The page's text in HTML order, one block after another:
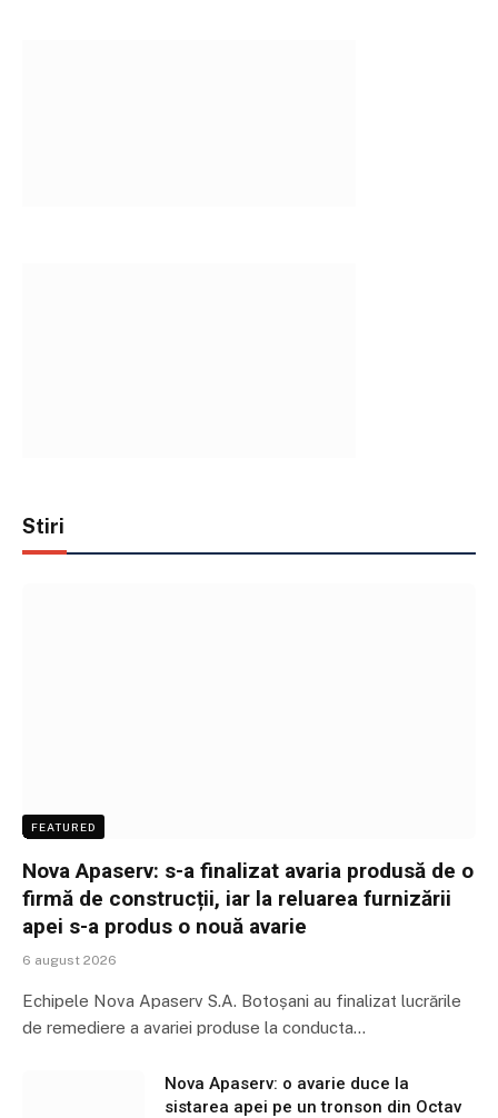
Stiri
FEATURED
Nova Apaserv: s-a finalizat avaria produsă de o
firmă de construcții, iar la reluarea furnizării
apei s-a produs o nouă avarie
6 august 2026
Echipele Nova Apaserv S.A. Botoșani au finalizat lucrările
de remediere a avariei produse la conducta…
Nova Apaserv: o avarie duce la
sistarea apei pe un tronson din Octav